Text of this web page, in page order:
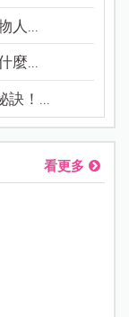
人...
麼...
訣！...
看更多